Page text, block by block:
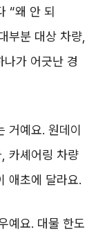
“왜 안 되
부분 대상 차량,
가 어긋난 경
거예요. 원데이
카셰어링 차량
애초에 달라요.
예요. 대물 한도